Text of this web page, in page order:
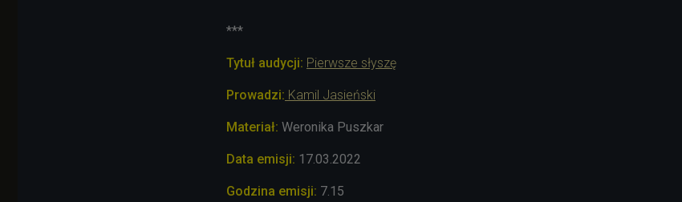
***
Tytuł audycji: Pierwsze słyszę
Prowadzi: Kamil Jasieński
Materiał: Weronika Puszkar
Data emisji: 17.03.2022
Godzina emisji: 7.15